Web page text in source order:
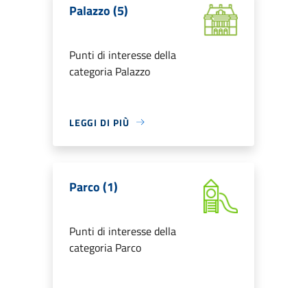
Palazzo (5)
Punti di interesse della
categoria Palazzo
LEGGI DI PIÙ
Parco (1)
Punti di interesse della
categoria Parco